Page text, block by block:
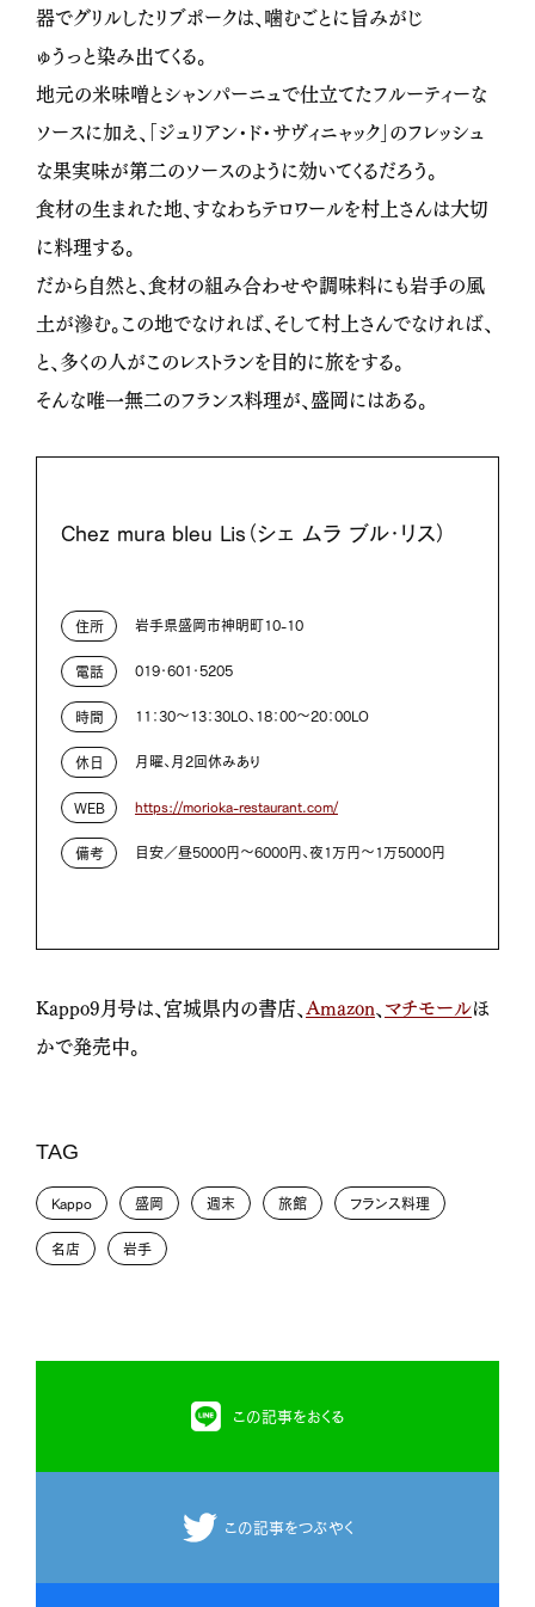
器でグリルしたリブポークは、噛むごとに旨みがじ
ゅうっと染み出てくる。
地元の米味噌とシャンパーニュで仕立てたフルーティーな
ソースに加え、「ジュリアン・ド・サヴィニャック」のフレッシュ
な果実味が第二のソースのように効いてくるだろう。
食材の生まれた地、すなわちテロワールを村上さんは大切
に料理する。
だから自然と、食材の組み合わせや調味料にも岩手の風
土が滲む。この地でなければ、そして村上さんでなければ、
と、多くの人がこのレストランを目的に旅をする。
そんな唯一無二のフランス料理が、盛岡にはある。
Chez mura bleu Lis（シェ ムラ ブル・リス）
住所 岩手県盛岡市神明町10-10
電話 019・601・5205
時間 11：30～13：30LO、18：00～20：00LO
休日 月曜、月2回休みあり
WEB https://morioka-restaurant.com/
備考 目安／昼5000円～6000円、夜1万円～1万5000円
Kappo9月号は、宮城県内の書店、Amazon、マチモールほ
かで発売中。
TAG
Kappo 盛岡 週末 旅館 フランス料理
名店 岩手
この記事をおくる
この記事をつぶやく